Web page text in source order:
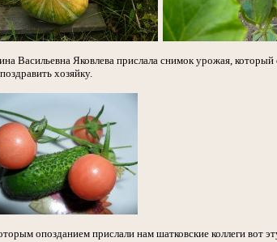
Васильевна Яковлева прислала снимок урожая,
хозяйку.
опозданием прислали нам шатковские коллеги